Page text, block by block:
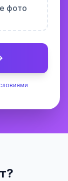
фото